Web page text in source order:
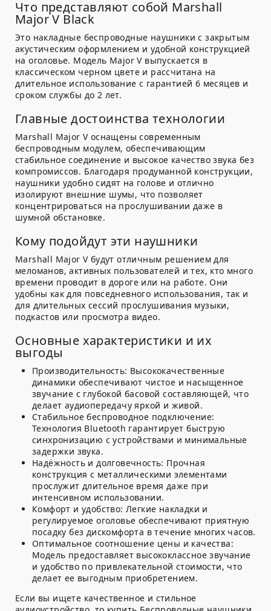
Что представляют собой Marshall
Major V Black
Это накладные беспроводные наушники с закрытым
акустическим оформлением и удобной конструкцией
на оголовье. Модель Major V выпускается в
классическом черном цвете и рассчитана на
длительное использование с гарантией 6 месяцев и
сроком службы до 2 лет.
Главные достоинства технологии
Marshall Major V оснащены современным
беспроводным модулем, обеспечивающим
стабильное соединение и высокое качество звука без
компромиссов. Благодаря продуманной конструкции,
наушники удобно сидят на голове и отлично
изолируют внешние шумы, что позволяет
концентрироваться на прослушивании даже в
шумной обстановке.
Кому подойдут эти наушники
Marshall Major V будут отличным решением для
меломанов, активных пользователей и тех, кто много
времени проводит в дороге или на работе. Они
удобны как для повседневного использования, так и
для длительных сессий прослушивания музыки,
подкастов или просмотра видео.
Основные характеристики и их
выгоды
Производительность: Высококачественные
динамики обеспечивают чистое и насыщенное
звучание с глубокой басовой составляющей, что
делает аудиопередачу яркой и живой.
Стабильное беспроводное подключение:
Технология Bluetooth гарантирует быструю
синхронизацию с устройствами и минимальные
задержки звука.
Надёжность и долговечность: Прочная
конструкция с металлическими элементами
прослужит длительное время даже при
интенсивном использовании.
Комфорт и удобство: Легкие накладки и
регулируемое оголовье обеспечивают приятную
посадку без дискомфорта в течение многих часов.
Оптимальное соотношение цены и качества:
Модель предоставляет высококлассное звучание
и удобство по привлекательной стоимости, что
делает ее выгодным приобретением.
Если вы ищете качественное и стильное